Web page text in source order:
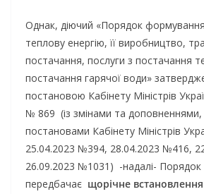
Однак, діючий «Порядок
теплову енергію, її виробництво,
постачання, послуги з постачання
постачання гарячої води»
постановою Кабінету Міністрів
№ 869 (із змінами та
постановами Кабінету Міністрів
25.04.2023 №394, 28.04.2023 №416,
26.09.2023 №1031) -надалі-
передбачає щорічне